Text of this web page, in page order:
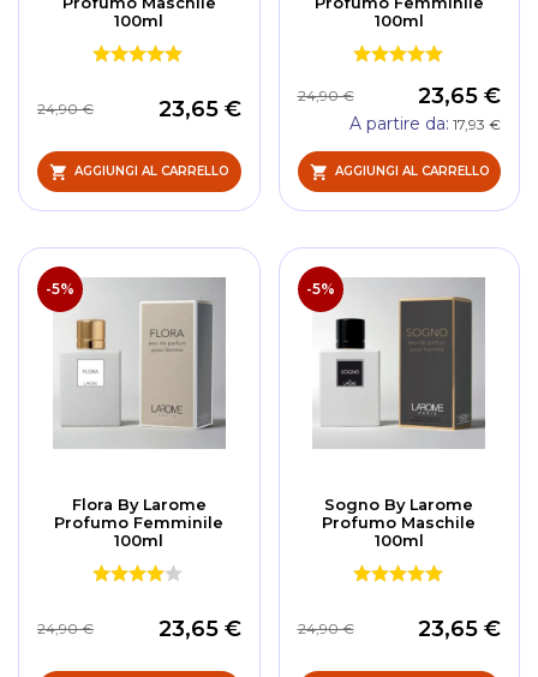
100ml
23,65 €
24,90 €
AGGIUNGI AL CARRELLO
100ml
23,65 €
24,90 €
A partire da 17,93 €
AGGIUNGI AL CARRELLO
-5%
Flora By Larome
Profumo Femminile
100ml
23,65 €
24,90 €
-5%
Sogno By Larome
Profumo Maschile
100ml
23,65 €
24,90 €